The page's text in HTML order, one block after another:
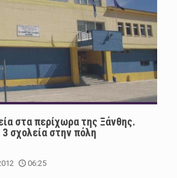
στα περίχωρα της Ξάνθης.
σχολεία στην πόλη
06:25